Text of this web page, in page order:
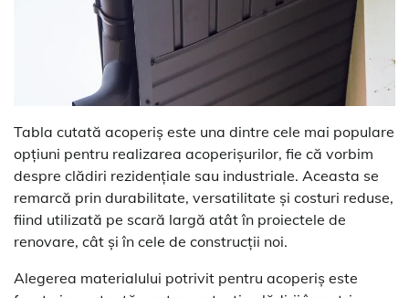
Tabla cutată acoperiș este una dintre cele mai populare
opțiuni pentru realizarea acoperișurilor, fie că vorbim
despre clădiri rezidențiale sau industriale. Aceasta se
remarcă prin durabilitate, versatilitate și costuri reduse,
fiind utilizată pe scară largă atât în proiectele de
renovare, cât și în cele de construcții noi.
Alegerea materialului potrivit pentru acoperiș este